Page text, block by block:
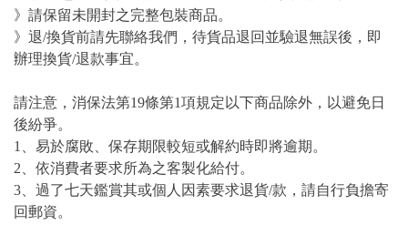
》請保留未開封之完整包裝商品。
》退/換貨前請先聯絡我們，待貨品退回並驗退無誤後，即
辦理換貨/退款事宜。
請注意，消保法第19條第1項規定以下商品除外，以避免日
後紛爭。
1、易於腐敗、保存期限較短或解約時即將逾期。
2、依消費者要求所為之客製化給付。
3、過了七天鑑賞其或個人因素要求退貨/款，請自行負擔寄
回郵資。